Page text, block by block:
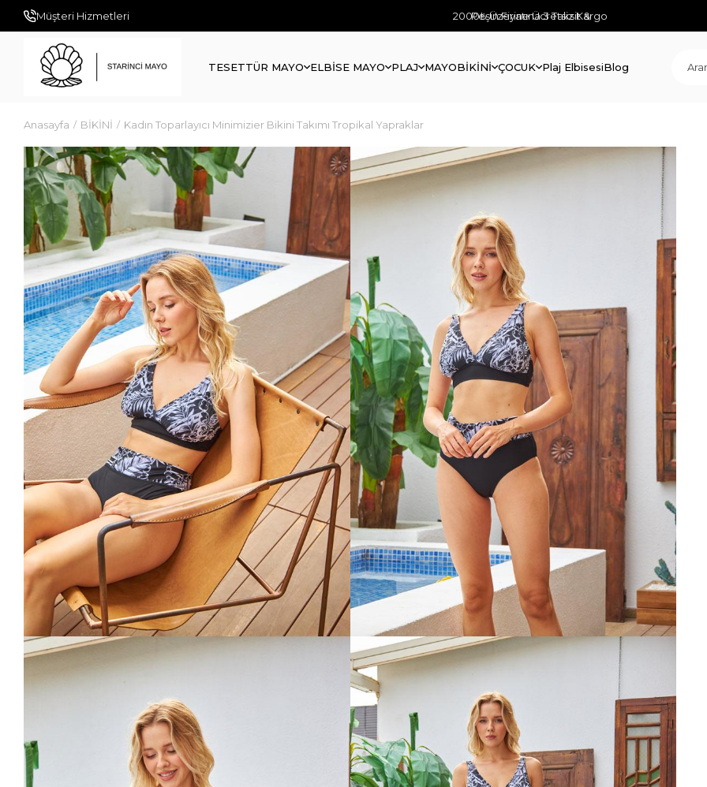
Müşteri Hizmetleri Peşin Fiyatına 3 Taksit &
2000₺ Üzerine Ücretsiz Kargo
TESETTÜR MAYO ELBİSE MAYO PLAJ MAYOBİKİNİ ÇOCUK Plaj ElbisesiBlog
Anasayfa BİKİNİ Kadın Toparlayıcı Minimizier Bikini Takımı Tropikal Yapraklar